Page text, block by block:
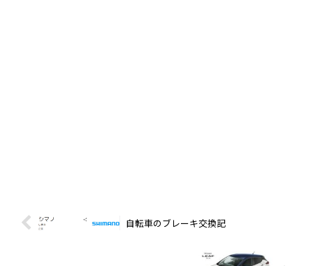
自転車のブレーキ交換記